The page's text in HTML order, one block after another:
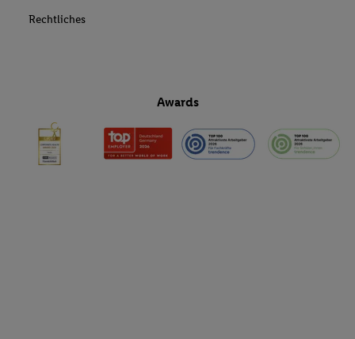
Rechtliches
Awards